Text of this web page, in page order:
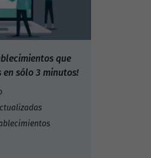
que
en sólo 3 minutos!